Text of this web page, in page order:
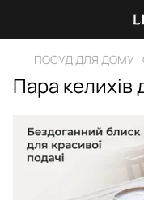
ПОСУД ДЛЯ ДОМУ
Пара